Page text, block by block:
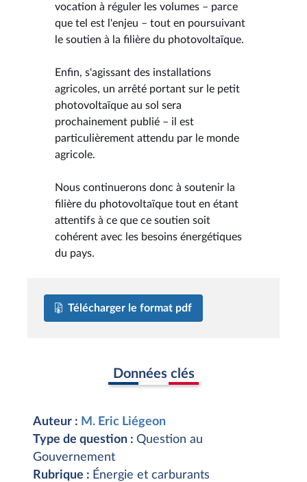
vocation à réguler les volumes – parce
que tel est l'enjeu – tout en poursuivant
le soutien à la filière du photovoltaïque.
Enfin, s'agissant des installations
agricoles, un arrêté portant sur le petit
photovoltaïque au sol sera
prochainement publié – il est
particulièrement attendu par le monde
agricole.
Nous continuerons donc à soutenir la
filière du photovoltaïque tout en étant
attentifs à ce que ce soutien soit
cohérent avec les besoins énergétiques
du pays.
Télécharger le format pdf
Données clés
Auteur : M. Eric Liégeon
Type de question : Question au
Gouvernement
Rubrique : Énergie et carburants